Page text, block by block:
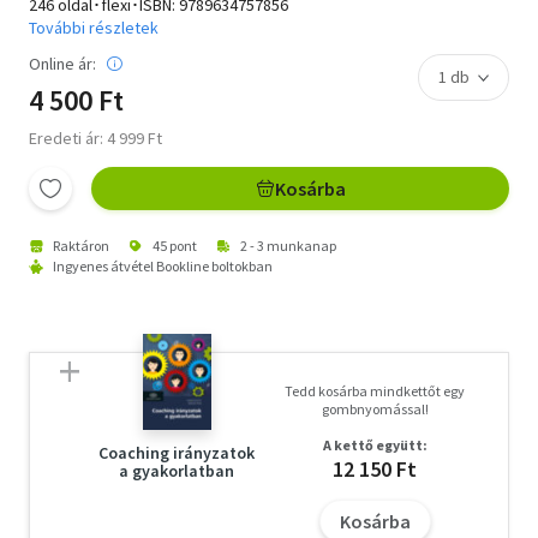
246 oldal･flexi･ISBN: 9789634757856
További részletek
Online ár:
4 500 Ft
Eredeti ár: 4 999 Ft
Kosárba
Raktáron 45 pont
2 - 3 munkanap
Ingyenes átvétel Bookline boltokban
Coaching irányzatok
a gyakorlatban
Tedd kosárba mindkettőt egy
gombnyomással!
A kettő együtt:
12 150 Ft
Kosárba